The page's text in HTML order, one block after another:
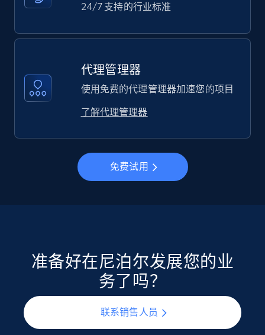
24/7 支持的行业标准
代理管理器
使用免费的代理管理器加速您的项目
了解代理管理器
免费试用
准备好在尼泊尔发展您的业
务了吗？
联系销售人员